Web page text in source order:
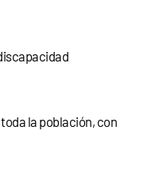
la población, con